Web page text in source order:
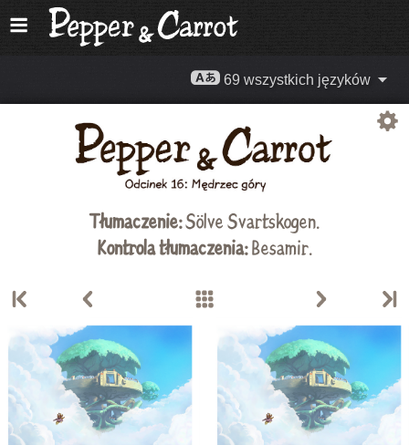
69 wszystkich języków
Tłumaczenie:Sölve Svartskogen.
Kontrola tłumaczenia:Besamir.